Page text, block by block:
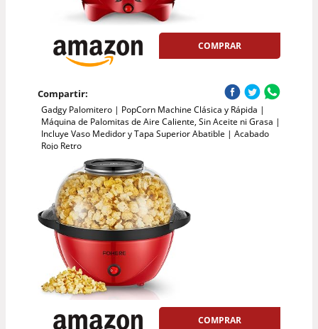
COMPRAR
Compartir:
Gadgy Palomitero | PopCorn Machine Clásica y Rápida |
Máquina de Palomitas de Aire Caliente, Sin Aceite ni Grasa |
Incluye Vaso Medidor y Tapa Superior Abatible | Acabado
Rojo Retro
COMPRAR